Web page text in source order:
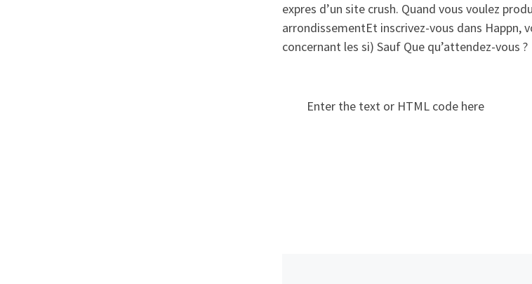
expres d’un site crush. Quand vous voulez
arrondissementEt inscrivez-vous dans
concernant les si) Sauf Que qu’attendez-vous ?
Enter the text or HTML code here